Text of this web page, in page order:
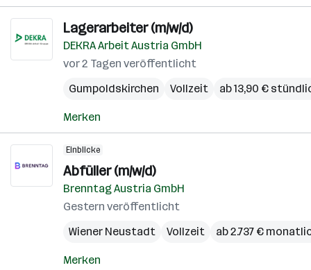
Lagerarbeiter (m/w/d)
DEKRA Arbeit Austria GmbH
vor 2 Tagen veröffentlicht
Gumpoldskirchen
Vollzeit ab 13,90 €
Merken
Einblicke
Abfüller (m/w/d)
Brenntag Austria GmbH
Gestern veröffentlicht
Wiener Neustadt
Vollzeit ab 2.737 €
Merken